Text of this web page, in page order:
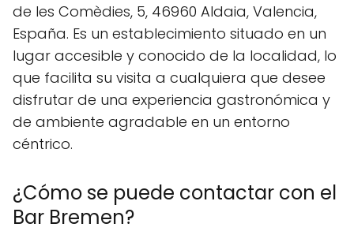
de les Comèdies, 5, 46960 Aldaia, Valencia,
España. Es un establecimiento situado en un
lugar accesible y conocido de la localidad, lo
que facilita su visita a cualquiera que desee
disfrutar de una experiencia gastronómica y
de ambiente agradable en un entorno
céntrico.
¿Cómo se puede contactar con el
Bar Bremen?